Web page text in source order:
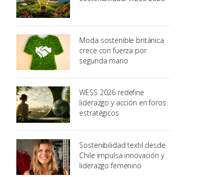
Moda sostenible británica
crece con fuerza por
segunda mano
WESS 2026 redefine
liderazgo y acción en foros
estratégicos
Sostenibilidad textil desde
Chile impulsa innovación y
liderazgo femenino